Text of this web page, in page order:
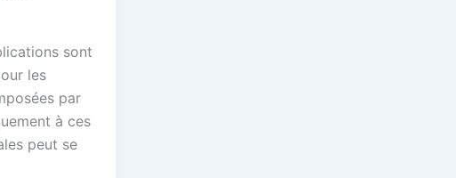
sont
les
par
à ces
peut se